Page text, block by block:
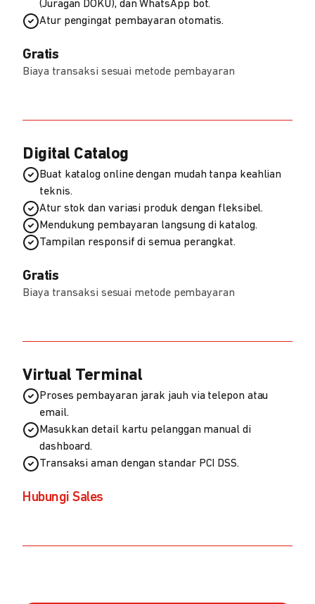
(Juragan DOKU), dan WhatsApp bot.
Atur pengingat pembayaran otomatis.
Gratis
Biaya transaksi sesuai metode pembayaran
Digital Catalog
Buat katalog online dengan mudah tanpa keahlian
teknis.
Atur stok dan variasi produk dengan fleksibel.
Mendukung pembayaran langsung di katalog.
Tampilan responsif di semua perangkat.
Gratis
Biaya transaksi sesuai metode pembayaran
Virtual Terminal
Proses pembayaran jarak jauh via telepon atau
email.
Masukkan detail kartu pelanggan manual di
dashboard.
Transaksi aman dengan standar PCI DSS.
Hubungi Sales